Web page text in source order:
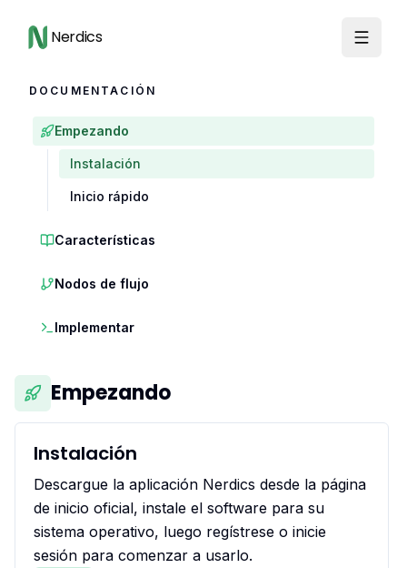
Nerdics
DOCUMENTACIÓN
Empezando
Instalación
Inicio rápido
Características
Nodos de flujo
Implementar
Empezando
Instalación
Descargue la aplicación Nerdics desde la página
de inicio oficial, instale el software para su
sistema operativo, luego regístrese o inicie
sesión para comenzar a usarlo.